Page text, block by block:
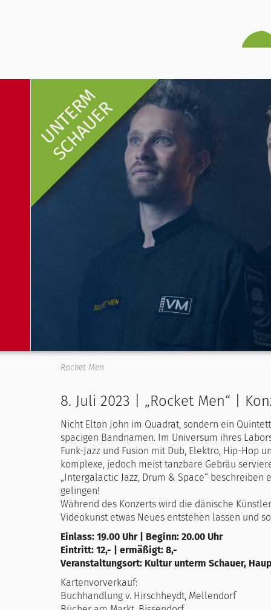
UNTERM
SCHAUER
Rocket Men
8. Juli 2023 | „Rocket Men“ |
Nicht Elton John im Quadrat, sondern ein
spacigen Bandnamen. Im Universum ihres
Funk-Jazz und Fusion mit Dub, Elektro, Hip-Hop
komplexe, jedoch meist tanzbare Gebräu
„Intergalactic Jazz, Drum & Space“
gelingen!
Während des Konzerts wird die dänische
Videokunst etwas Neues entstehen lassen und
Einlass: 19.00 Uhr | Beginn: 20.00 Uhr
Eintritt: 12,- | ermäßigt: 8,-
Veranstaltungsort: Kultur unterm Schauer,
Kartenvorverkauf:
Buchhandlung v. Hirschheydt, Mellendorf